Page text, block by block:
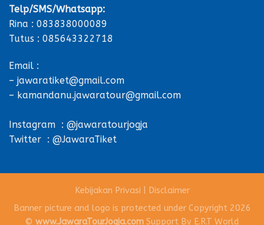
Telp/SMS/Whatsapp:
Rina : 083838000089
Tutus : 085643322718
Email :
– jawaratiket@gmail.com
– kamandanu.jawaratour@gmail.com
Instagram : @jawaratourjogja
Twitter : @JawaraTiket
Kebijakan Privasi
Disclaimer
Banner picture and logo is protected under Copyright 2026
© www.JawaraTourJogja.com Support By E.R.T World